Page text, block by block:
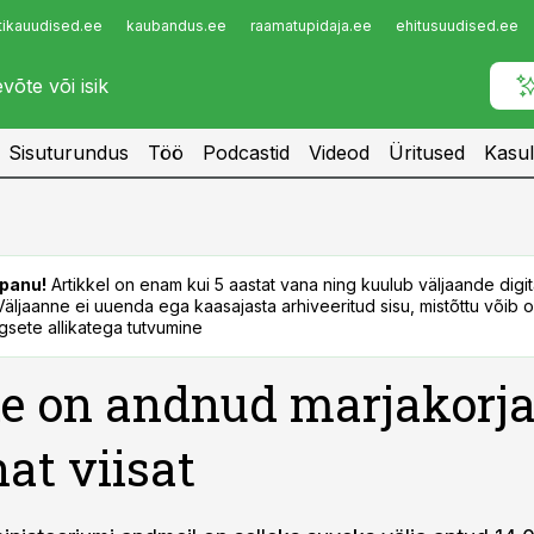
kaubandus.ee raamatupidaja.ee ehitusuudised.ee
Infopank
Sisuturundus Töö Podcastid Videod Üritused
Artikkel on enam kui 5 aastat vana ning kuulub väljaande
ei uuenda ega kaasajasta arhiveeritud sisu, mistõttu võib
allikatega tutvumine
on andnud
viisat